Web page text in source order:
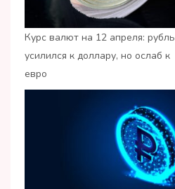
Курс валют на 12 апреля: рубль
усилился к доллару, но ослаб к
евро